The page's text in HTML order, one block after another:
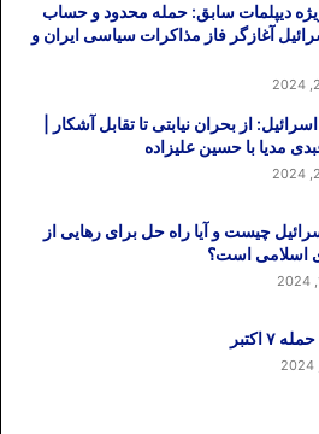
دیپلمات سابق: حمله محدود و حساب
آغازگر فاز مذاکرات سیاسی ایران و
از بحران نیابتی تا تقابل آشکار |
مدیا با حسین علیزاده
چیست و آیا راه حل برای رهایی از
اسلامی است؟
۷ اکتبر